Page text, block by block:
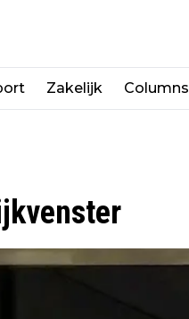
Zakelijk Columns